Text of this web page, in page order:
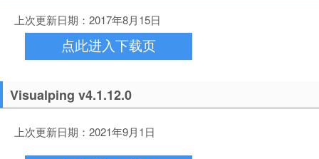
上次更新日期：2017年8月15日
点此进入下载页
Visualping v4.1.12.0
上次更新日期：2021年9月1日